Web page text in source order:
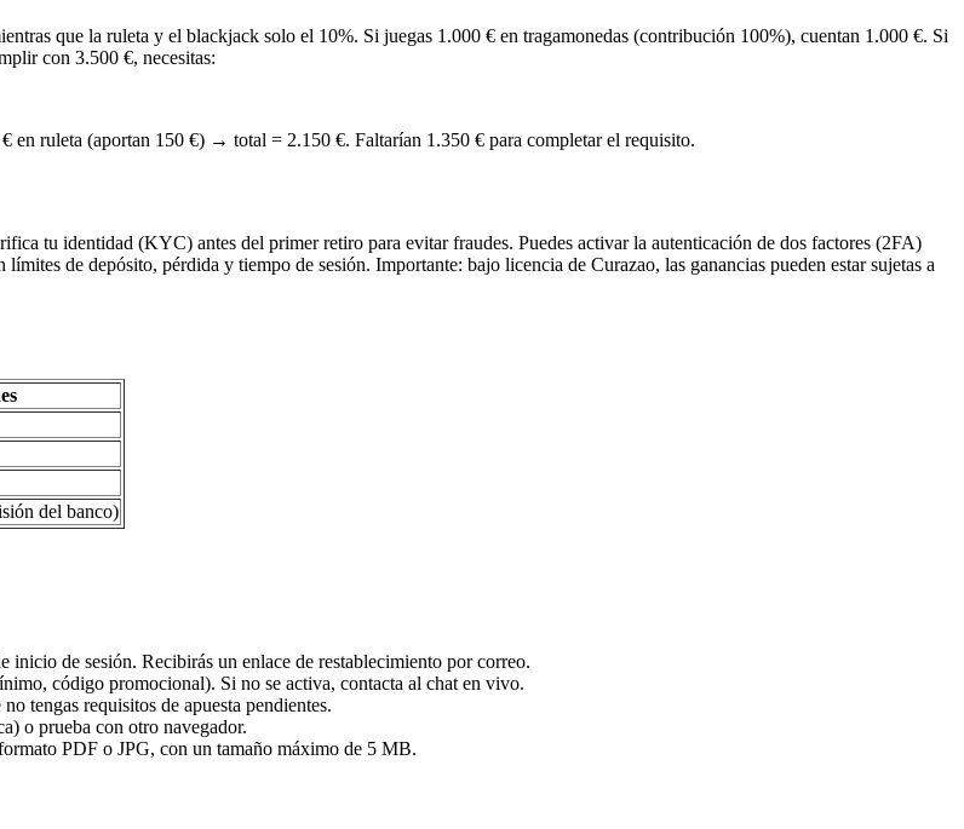
que la ruleta y el blackjack solo el 10%. Si juegas 1.000 € en tragamonedas (contribución 100%), cuentan 1.000 €. Si
con 3.500 €, necesitas:
en ruleta (aportan 150 €) → total = 2.150 €. Faltarían 1.350 € para completar el requisito.
tu identidad (KYC) antes del primer retiro para evitar fraudes. Puedes activar la autenticación de dos factores (2FA)
de depósito, pérdida y tiempo de sesión. Importante: bajo licencia de Curazao, las ganancias pueden estar sujetas a
del banco)
inicio de sesión. Recibirás un enlace de restablecimiento por correo.
código promocional). Si no se activa, contacta al chat en vivo.
tengas requisitos de apuesta pendientes.
o prueba con otro navegador.
PDF o JPG, con un tamaño máximo de 5 MB.